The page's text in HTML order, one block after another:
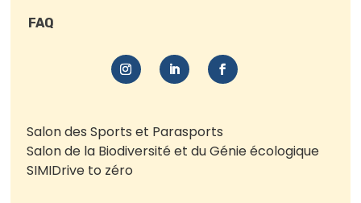
FAQ
Salon des Sports et Parasports
Salon de la Biodiversité et du Génie écologique
SIMIDrive to zéro